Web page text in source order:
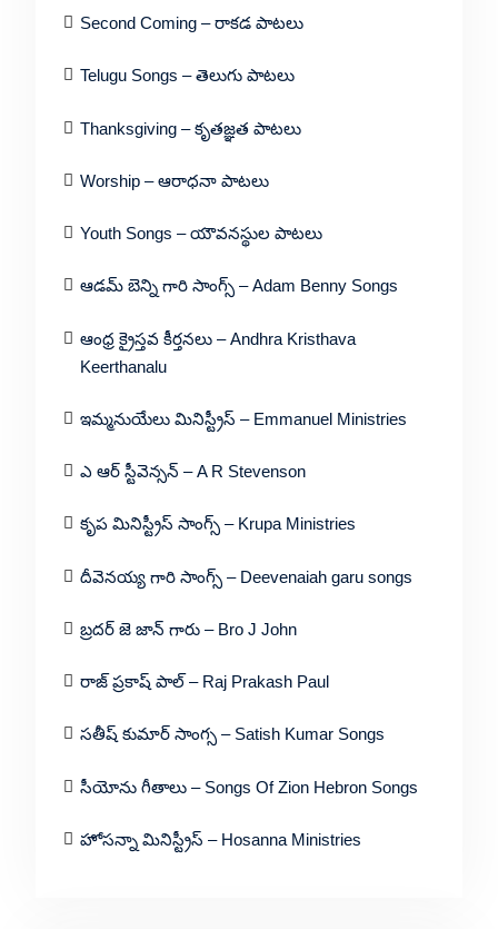
Second Coming – రాకడ పాటలు
Telugu Songs – తెలుగు పాటలు
Thanksgiving – కృతజ్ఞత పాటలు
Worship – ఆరాధనా పాటలు
Youth Songs – యౌవనస్థుల పాటలు
ఆడమ్ బెన్ని గారి సాంగ్స్ – Adam Benny Songs
ఆంధ్ర క్రైస్తవ కీర్తనలు – Andhra Kristhava
Keerthanalu
ఇమ్మనుయేలు మినిస్ట్రీస్ – Emmanuel Ministries
ఎ ఆర్ స్టీవెన్సన్ – A R Stevenson
కృప మినిస్ట్రీస్ సాంగ్స్ – Krupa Ministries
దీవెనయ్య గారి సాంగ్స్ – Deevenaiah garu songs
బ్రదర్ జె జాన్ గారు – Bro J John
రాజ్ ప్రకాష్ పాల్ – Raj Prakash Paul
సతీష్ కుమార్ సాంగ్స – Satish Kumar Songs
సీయోను గీతాలు – Songs Of Zion Hebron Songs
హోసన్నా మినిస్ట్రీస్ – Hosanna Ministries